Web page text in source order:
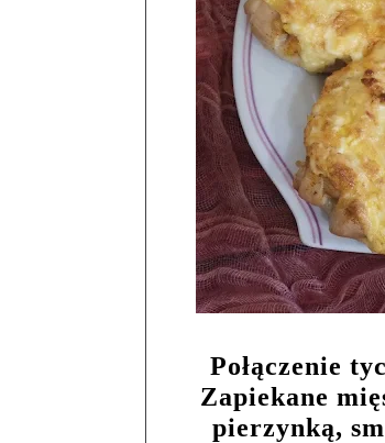
Połączenie
Zapiekane
pierzynką,